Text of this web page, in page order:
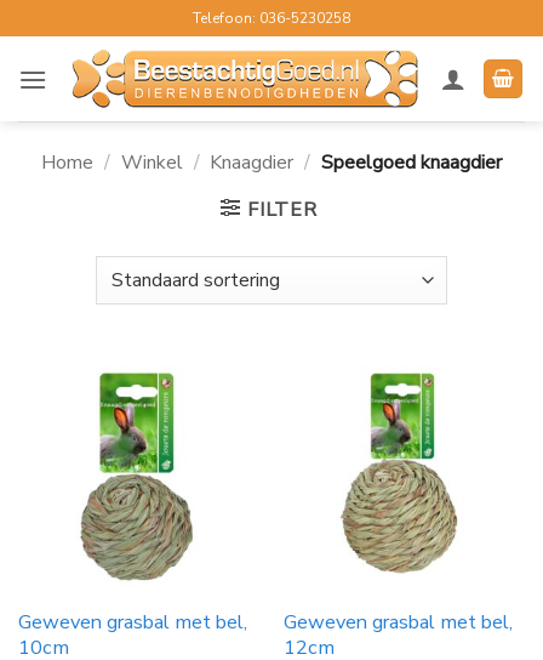
naar
inhoud
Telefoon: 036-5230258
Home / Winkel / Knaagdier / Speelgoed knaagdier
FILTER
Geweven grasbal met bel,
10cm
Geweven grasbal met bel,
12cm